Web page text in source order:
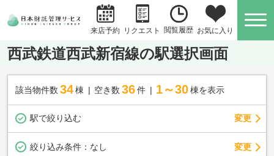
来店予約 リクエスト 閲覧履歴 お気に入り
西武鉄道西武新宿線の駅選択画面
該当物件数 34棟 空き数 36 件 1～30 棟を表示
駅で絞り込む 変更
絞り込み条件： なし 変更